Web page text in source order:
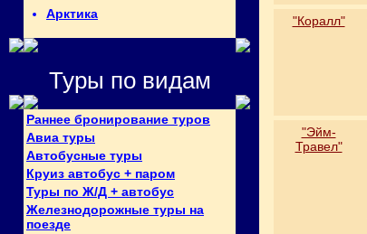
Арктика
Туры по видам
Раннее бронирование туров
Авиа туры
Автобусные туры
Круиз автобус + паром
Туры по Ж/Д + автобус
Железнодорожные туры на
поезде
"Коралл"
"Эйм-
Травел"